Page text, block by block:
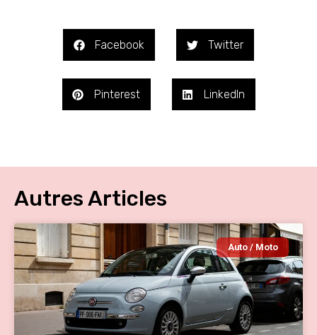
Facebook Twitter
Pinterest LinkedIn
Autres Articles
Auto / Moto